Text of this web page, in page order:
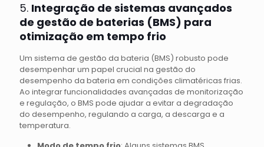
5. Integração de sistemas avançados
de gestão de baterias (BMS) para
otimização em tempo frio
Um sistema de gestão da bateria (BMS) robusto pode
desempenhar um papel crucial na gestão do
desempenho da bateria em condições climatéricas frias.
Ao integrar funcionalidades avançadas de monitorização
e regulação, o BMS pode ajudar a evitar a degradação
do desempenho, regulando a carga, a descarga e a
temperatura.